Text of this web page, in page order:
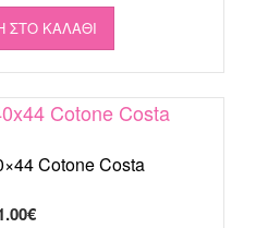
ΣΤΟ ΚΑΛΆΘΙ
Cotone Costa
€